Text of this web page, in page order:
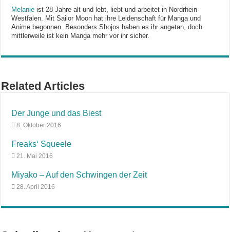
Melanie ist 28 Jahre alt und lebt, liebt und arbeitet in Nordrhein-
Westfalen. Mit Sailor Moon hat ihre Leidenschaft für Manga und
Anime begonnen. Besonders Shojos haben es ihr angetan, doch
mittlerweile ist kein Manga mehr vor ihr sicher.
Related Articles
Der Junge und das Biest
8. Oktober 2016
Freaks‘ Squeele
21. Mai 2016
Miyako – Auf den Schwingen der Zeit
28. April 2016